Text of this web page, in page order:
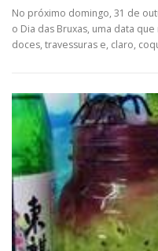
No próximo domingo, 31 de
o Dia das Bruxas, uma data
doces, travessuras e, claro,